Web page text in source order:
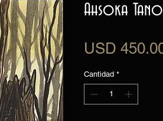
Ahsoka
USD
Cantidad *